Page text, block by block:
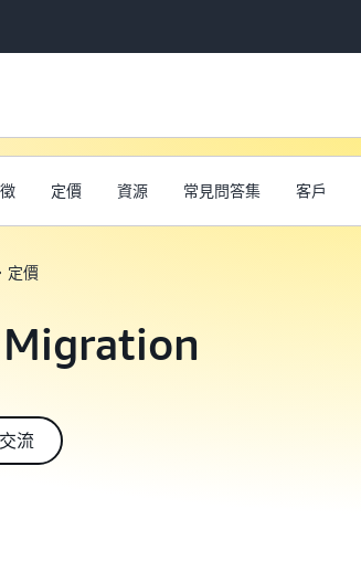
定價 資源 常見問答集 客戶
定價
Migration
流